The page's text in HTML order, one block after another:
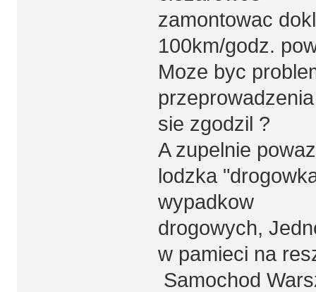
zamontowac
100km/godz.
Moze byc
sie zgodzil ?
A zupelnie
lodzka
wypadkow
drogowych,
w pamieci na
Samochod